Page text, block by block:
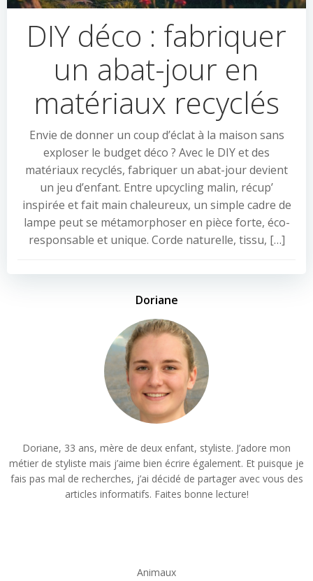
DIY déco : fabriquer
un abat-jour en
matériaux recyclés
Envie de donner un coup d’éclat à la maison sans
exploser le budget déco ? Avec le DIY et des
matériaux recyclés, fabriquer un abat-jour devient
un jeu d’enfant. Entre upcycling malin, récup’
inspirée et fait main chaleureux, un simple cadre de
lampe peut se métamorphoser en pièce forte, éco-
responsable et unique. Corde naturelle, tissu, […]
Doriane
Doriane, 33 ans, mère de deux enfant, styliste. J’adore mon
métier de styliste mais j’aime bien écrire également. Et puisque je
fais pas mal de recherches, j’ai décidé de partager avec vous des
articles informatifs. Faites bonne lecture!
Animaux